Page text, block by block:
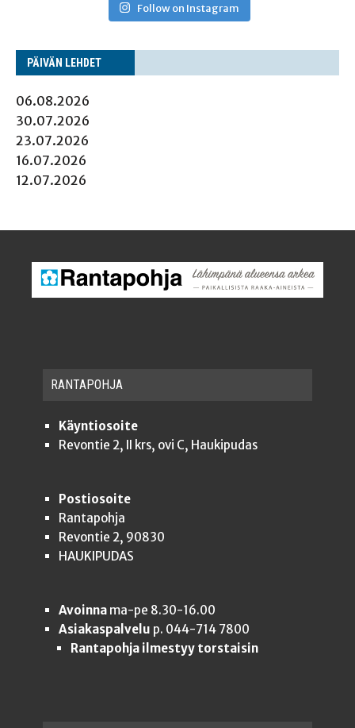
Follow on Instagram
PÄI­VÄN LEHDET
06.08.2026
30.07.2026
23.07.2026
16.07.2026
12.07.2026
RAN­TA­POH­JA
Käyntiosoite
Revontie 2, II krs, ovi C, Haukipudas
Postiosoite
Rantapohja
Revontie 2, 90830
HAUKIPUDAS
Avoinnama-pe 8.30-16.00
Asiakaspalvelu p. 044-714 7800
Rantapohja ilmestyy torstaisin